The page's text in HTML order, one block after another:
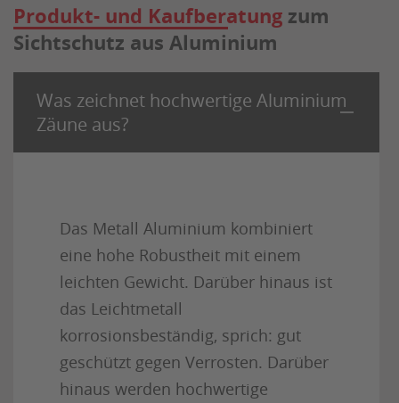
Produkt- und Kaufberatung zum
Sichtschutz aus Aluminium
Was zeichnet hochwertige Aluminium
Zäune aus?
Das Metall Aluminium kombiniert
eine hohe Robustheit mit einem
leichten Gewicht. Darüber hinaus ist
das Leichtmetall
korrosionsbeständig, sprich: gut
geschützt gegen Verrosten. Darüber
hinaus werden hochwertige